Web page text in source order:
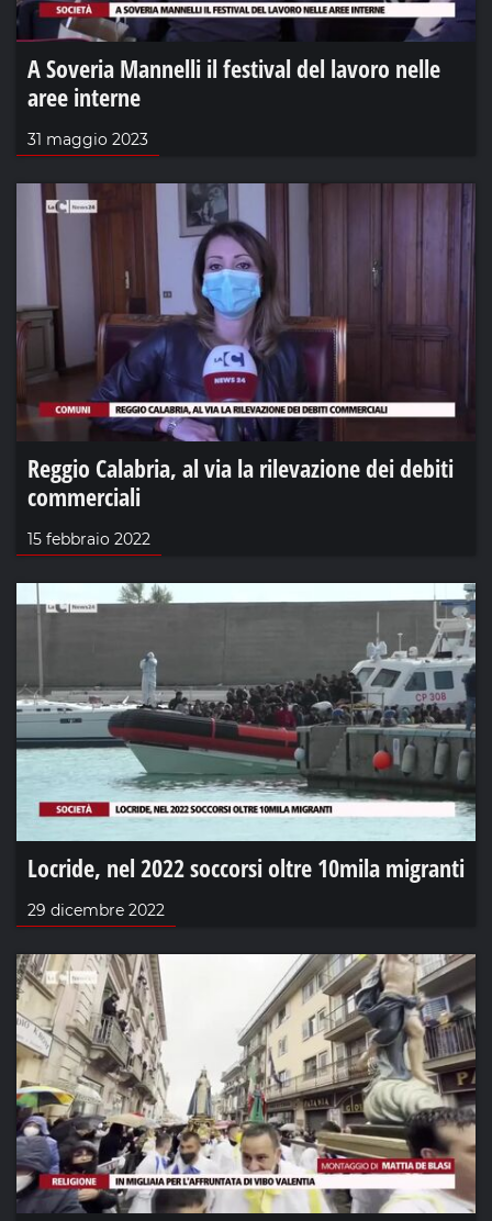
A Soveria Mannelli il festival del lavoro nelle
aree interne
31 maggio 2023
Reggio Calabria, al via la rilevazione dei debiti
commerciali
15 febbraio 2022
Locride, nel 2022 soccorsi oltre 10mila migranti
29 dicembre 2022